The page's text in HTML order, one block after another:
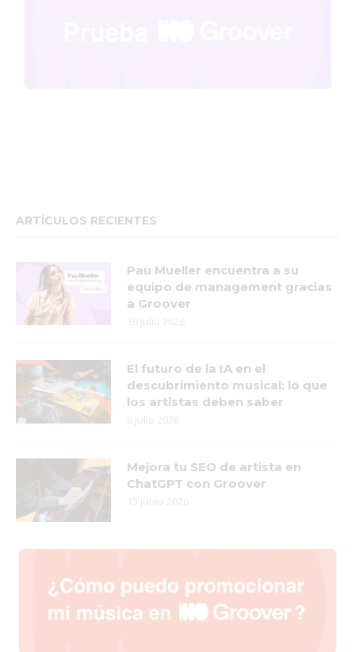
ARTÍCULOS RECIENTES
Pau Mueller encuentra a su
equipo de management gracias
a Groover
30 julio 2026
El futuro de la IA en el
descubrimiento musical: lo que
los artistas deben saber
6 julio 2026
Mejora tu SEO de artista en
ChatGPT con Groover
15 junio 2026